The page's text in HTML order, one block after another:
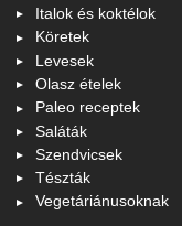
Italok és koktélok
Köretek
Levesek
Olasz ételek
Paleo receptek
Saláták
Szendvicsek
Tészták
Vegetáriánusoknak